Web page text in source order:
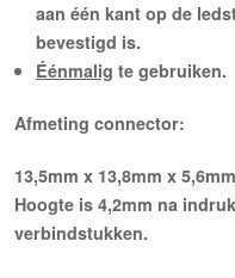
aan één kant op de
bevestigd is.
Éénmalig te gebruiken.
Afmeting connector:
13,5mm x 13,8mm x
Hoogte is 4,2mm na
verbindstukken.